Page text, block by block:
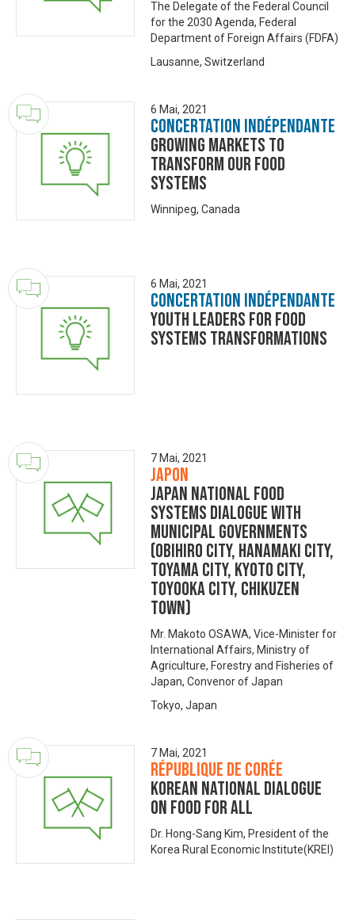
The Delegate of the Federal Council
for the 2030 Agenda, Federal
Department of Foreign Affairs (FDFA)
Lausanne, Switzerland
6 Mai, 2021
Concertation Indépendante
Growing markets to
transform our food
systems
Winnipeg, Canada
6 Mai, 2021
Concertation Indépendante
Youth Leaders for Food
Systems Transformations
7 Mai, 2021
Japon
Japan National Food
Systems Dialogue with
Municipal Governments
(Obihiro City, Hanamaki City,
Toyama City, Kyoto City,
Toyooka City, Chikuzen
Town)
Mr. Makoto OSAWA, Vice-Minister for
International Affairs, Ministry of
Agriculture, Forestry and Fisheries of
Japan, Convenor of Japan
Tokyo, Japan
7 Mai, 2021
République de Corée
Korean National Dialogue
on Food for All
Dr. Hong-Sang Kim, President of the
Korea Rural Economic Institute(KREI)